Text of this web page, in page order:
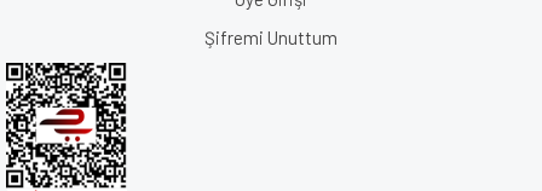
Şifremi Unuttum